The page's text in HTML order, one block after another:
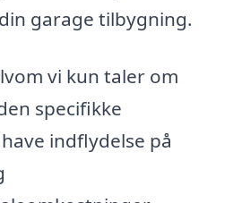
garage tilbygning.
vi kun taler om
specifikke
indflydelse på